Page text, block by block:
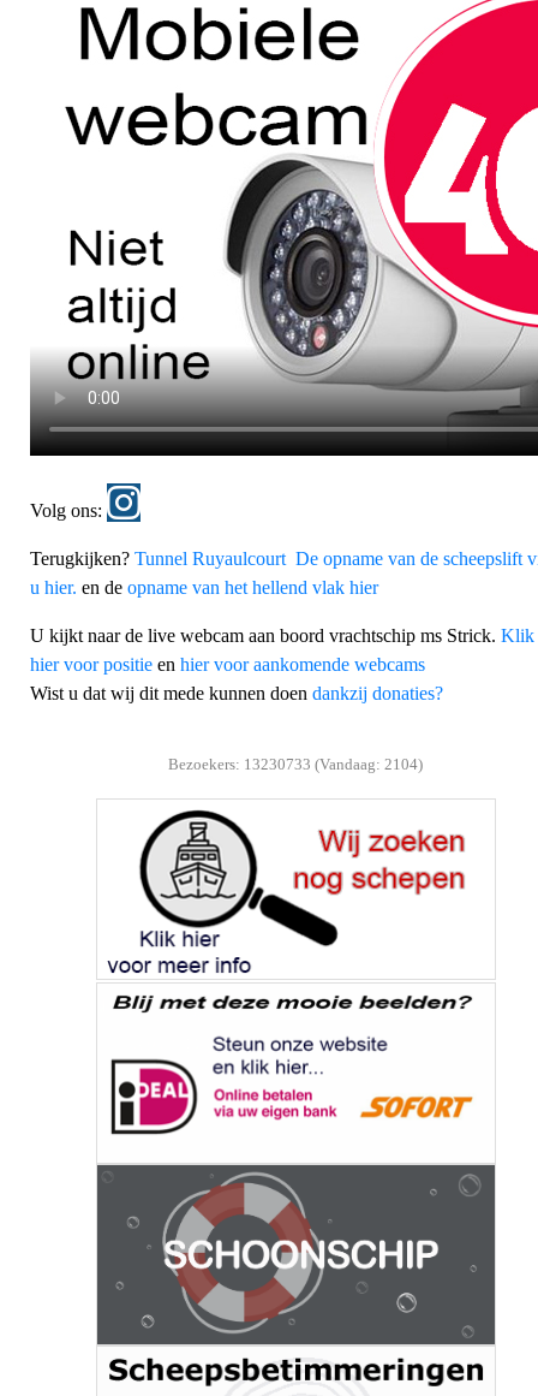
Volg ons:
Terugkijken? Tunnel Ruyaulcourt De opname van de scheepslift
u hier. en de opname van het hellend vlak hier
U kijkt naar de live webcam aan boord vrachtschip ms Strick. Klik
hier voor positie en hier voor aankomende webcams
Wist u dat wij dit mede kunnen doen dankzij donaties?
Bezoekers: 13230733 (Vandaag: 2104)